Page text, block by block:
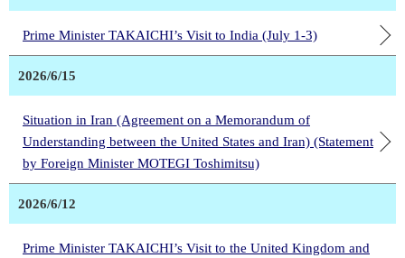
Prime Minister TAKAICHI’s Visit to India (July 1-3)
2026/6/15
Situation in Iran (Agreement on a Memorandum of
Understanding between the United States and Iran) (Statement
by Foreign Minister MOTEGI Toshimitsu)
2026/6/12
Prime Minister TAKAICHI’s Visit to the United Kingdom and